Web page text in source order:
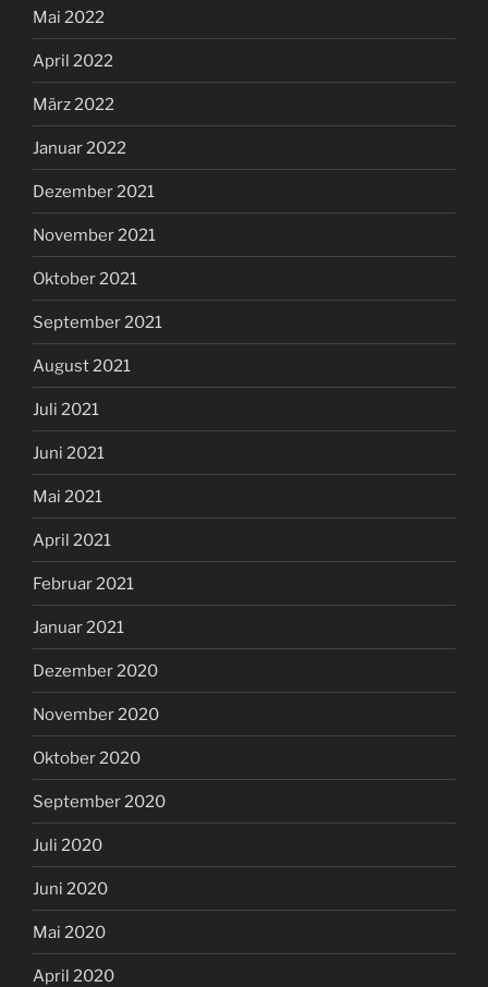
Mai 2022
April 2022
März 2022
Januar 2022
Dezember 2021
November 2021
Oktober 2021
September 2021
August 2021
Juli 2021
Juni 2021
Mai 2021
April 2021
Februar 2021
Januar 2021
Dezember 2020
November 2020
Oktober 2020
September 2020
Juli 2020
Juni 2020
Mai 2020
April 2020